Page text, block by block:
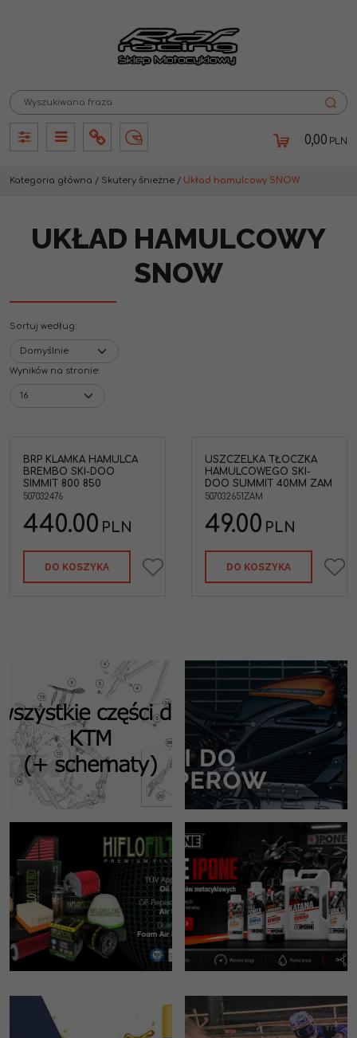
PanelPanelInfo Lang 0,00 PLN
Kategoria główna / Skutery śnieżne / Układ hamulcowy SNOW
UKŁAD HAMULCOWY
SNOW
Sortuj według:
Wyników na stronie:
BRP KLAMKA HAMULCA
BREMBO SKI-DOO
SIMMIT 800 850
507032476
440.00 PLN
DO KOSZYKA
Uszczelka tłoczka
hamulcowego Ski-Doo
Summit 40mm
507032500 507032651
507032602 507032430
507032594 507032602
507032650
:
USZCZELKA TŁOCZKA
HAMULCOWEGO SKI-
DOO SUMMIT 40MM ZAM
507032651ZAM
49.00 PLN
DO KOSZYKA